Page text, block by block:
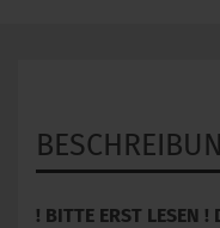
! BITTE ERST LESEN !